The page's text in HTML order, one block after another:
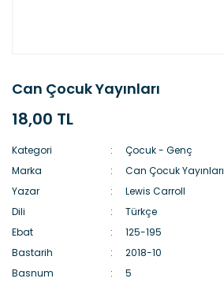
Can Çocuk Yayınları
18,00 TL
Kategori
Çocuk - Genç
Marka
Can Çocuk Yayınları
Yazar
Lewis Carroll
Dili
Türkçe
Ebat
125-195
Bastarih
2018-10
Basnum
5